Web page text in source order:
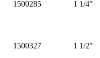
1500285 1 1/4"
1500327 1 1/2"